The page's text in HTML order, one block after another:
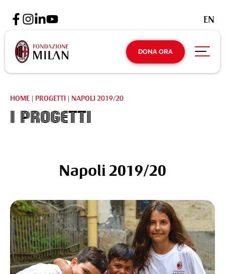
DONA ORA
EN
HOME | PROGETTI | NAPOLI 2019/20
I Progetti
Napoli 2019/20